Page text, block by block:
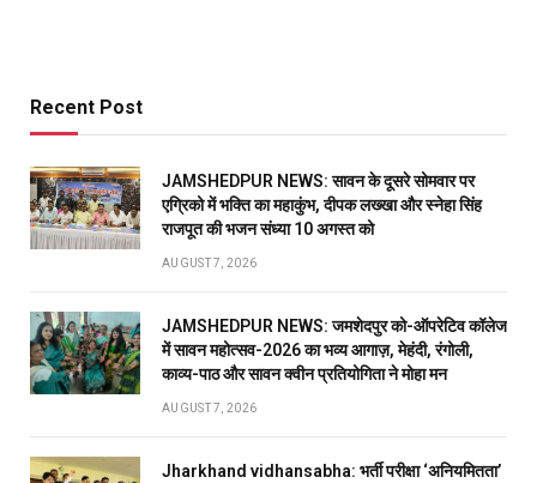
Recent Post
JAMSHEDPUR NEWS: सावन के दूसरे सोमवार पर
एग्रिको में भक्ति का महाकुंभ, दीपक लख्खा और स्नेहा सिंह
राजपूत की भजन संध्या 10 अगस्त को
AUGUST 7, 2026
JAMSHEDPUR NEWS: जमशेदपुर को-ऑपरेटिव कॉलेज
में सावन महोत्सव-2026 का भव्य आगाज़, मेहंदी, रंगोली,
काव्य-पाठ और सावन क्वीन प्रतियोगिता ने मोहा मन
AUGUST 7, 2026
Jharkhand vidhansabha: भर्ती परीक्षा ‘अनियमितता’